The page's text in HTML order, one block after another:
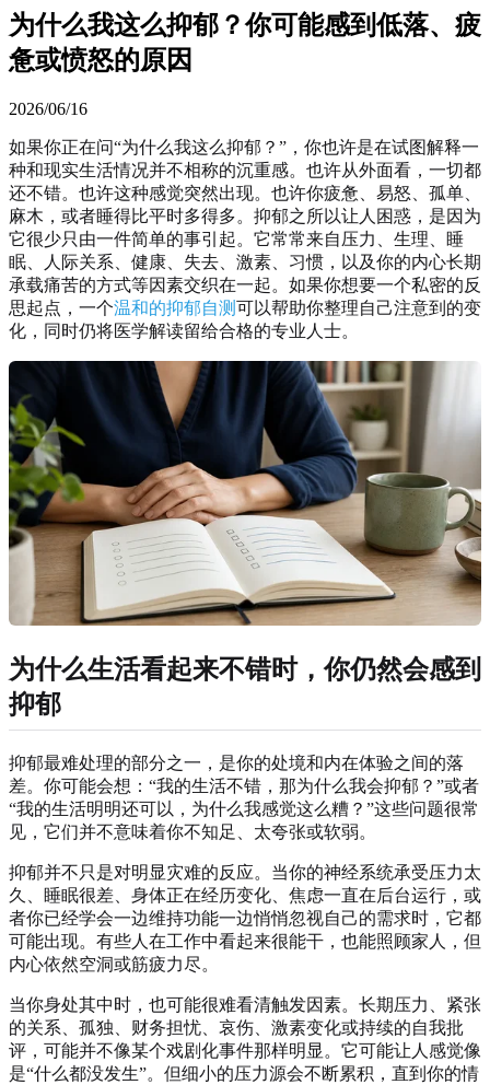
为什么我这么抑郁？你可能感到低落、疲
惫或愤怒的原因
2026/06/16
如果你正在问“为什么我这么抑郁？”，你也许是在试图解释一
种和现实生活情况并不相称的沉重感。也许从外面看，一切都
还不错。也许这种感觉突然出现。也许你疲惫、易怒、孤单、
麻木，或者睡得比平时多得多。抑郁之所以让人困惑，是因为
它很少只由一件简单的事引起。它常常来自压力、生理、睡
眠、人际关系、健康、失去、激素、习惯，以及你的内心长期
承载痛苦的方式等因素交织在一起。如果你想要一个私密的反
思起点，一个温和的抑郁自测可以帮助你整理自己注意到的变
化，同时仍将医学解读留给合格的专业人士。
为什么生活看起来不错时，你仍然会感到
抑郁
抑郁最难处理的部分之一，是你的处境和内在体验之间的落
差。你可能会想：“我的生活不错，那为什么我会抑郁？”或者
“我的生活明明还可以，为什么我感觉这么糟？”这些问题很常
见，它们并不意味着你不知足、太夸张或软弱。
抑郁并不只是对明显灾难的反应。当你的神经系统承受压力太
久、睡眠很差、身体正在经历变化、焦虑一直在后台运行，或
者你已经学会一边维持功能一边悄悄忽视自己的需求时，它都
可能出现。有些人在工作中看起来很能干，也能照顾家人，但
内心依然空洞或筋疲力尽。
当你身处其中时，也可能很难看清触发因素。长期压力、紧张
的关系、孤独、财务担忧、哀伤、激素变化或持续的自我批
评，可能并不像某个戏剧化事件那样明显。它可能让人感觉像
是“什么都没发生”。但细小的压力源会不断累积，直到你的情